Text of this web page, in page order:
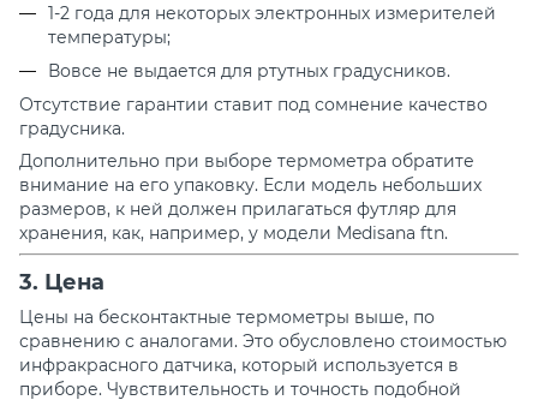
1-2 года для некоторых электронных измерителей
температуры;
Вовсе не выдается для ртутных градусников.
Отсутствие гарантии ставит под сомнение качество
градусника.
Дополнительно при выборе термометра обратите
внимание на его упаковку. Если модель небольших
размеров, к ней должен прилагаться футляр для
хранения, как, например, у модели Medisana ftn.
3. Цена
Цены на бесконтактные термометры выше, по
сравнению с аналогами. Это обусловлено стоимостью
инфракрасного датчика, который используется в
приборе. Чувствительность и точность подобной